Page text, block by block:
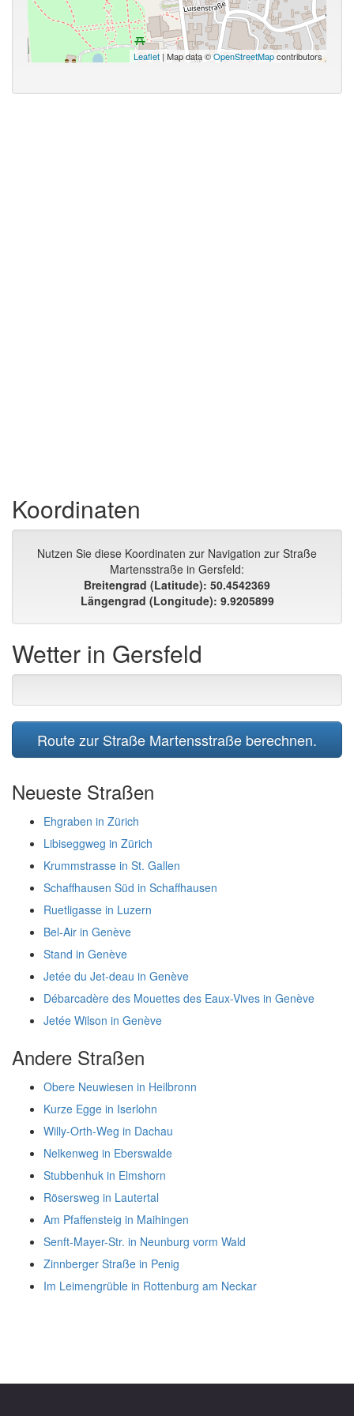
Leaflet | Map data ©OpenStreetMapcontributors
Koordinaten
Nutzen Sie diese Koordinaten zur Navigation zur Straße
Martensstraße in Gersfeld:
Breitengrad (Latitude): 50.4542369
Längengrad (Longitude): 9.9205899
Wetter in Gersfeld
Route zur Straße Martensstraße berechnen.
Neueste Straßen
Ehgraben in Zürich
Libiseggweg in Zürich
Krummstrasse in St. Gallen
Schaffhausen Süd in Schaffhausen
Ruetligasse in Luzern
Bel-Air in Genève
Stand in Genève
Jetée du Jet-deau in Genève
Débarcadère des Mouettes des Eaux-Vives in Genève
Jetée Wilson in Genève
Andere Straßen
Obere Neuwiesen in Heilbronn
Kurze Egge in Iserlohn
Willy-Orth-Weg in Dachau
Nelkenweg in Eberswalde
Stubbenhuk in Elmshorn
Rösersweg in Lautertal
Am Pfaffensteig in Maihingen
Senft-Mayer-Str. in Neunburg vorm Wald
Zinnberger Straße in Penig
Im Leimengrüble in Rottenburg am Neckar